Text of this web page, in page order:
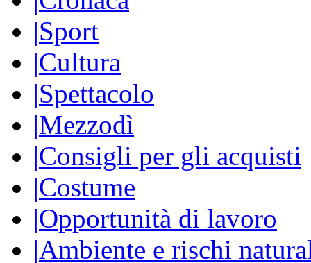
|Sport
|Cultura
|Spettacolo
|Mezzodì
|Consigli per gli acquisti
|Costume
|Opportunità di lavoro
|Ambiente e rischi